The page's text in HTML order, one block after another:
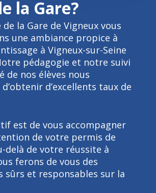
la Gare?
de la Gare de Vigneux vous
une ambiance propice à
à Vigneux-sur-Seine
pédagogie et notre suivi
de nos élèves nous
d’excellents taux de
est de vous accompagner
de votre permis de
delà de votre réussite à
ferons de vous des
sûrs et responsables sur la